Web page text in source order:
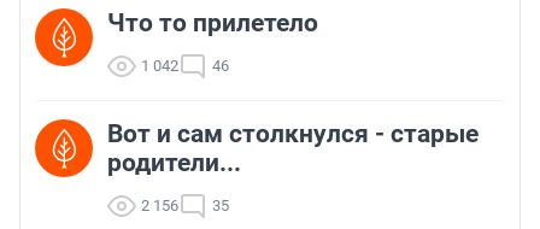
Что то прилетело
1 042 46
Вот и сам столкнулся - старые
родители...
2 156 35